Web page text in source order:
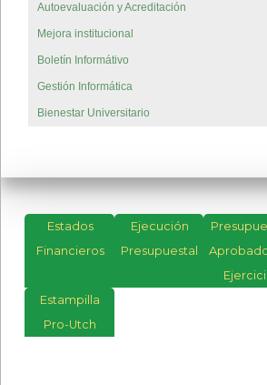
Autoevaluación y Acreditación
Mejora institucional
Boletín Informátivo
Gestión Informática
Bienestar Universitario
Estados
Financieros
2023
Año
Ejecución
Presupuestal
Estampilla
Pro-Utch